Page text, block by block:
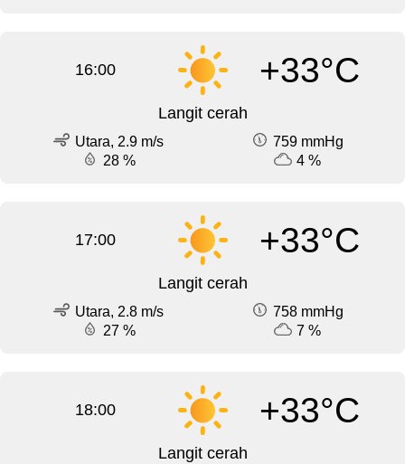
16:00 +33°C
Langit cerah
Utara, 2.9 m/s
759 mmHg
28 %
4 %
17:00 +33°C
Langit cerah
Utara, 2.8 m/s
758 mmHg
27 %
7 %
18:00 +33°C
Langit cerah